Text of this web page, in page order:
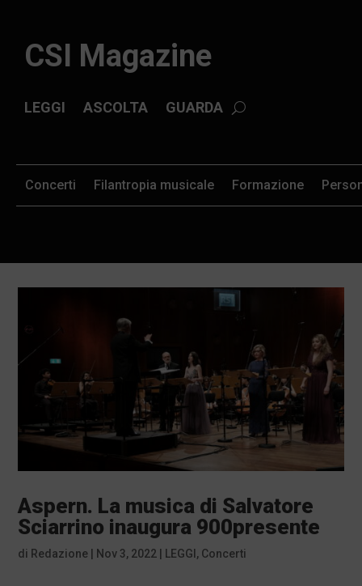
CSI Magazine
ASCOLTA GUARDA
LEGGI
Formazione
Concerti Filantropia musicale
Aspern. La musica di Salvatore
Sciarrino inaugura 900presente
di Redazione Nov 3, 2022 LEGGI , Concerti